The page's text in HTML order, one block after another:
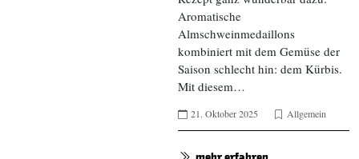
Aromatische
Almschweinmedaillons
kombiniert mit dem Gemüse der
Saison schlecht hin: dem Kürbis.
Mit diesem…
21. Oktober 2025 Allgemein